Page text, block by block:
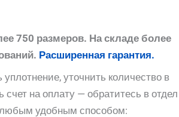
750 размеров. На складе более
Расширенная гарантия.
уточнить количество в
счет на оплату — обратитесь в отдел
удобным способом: